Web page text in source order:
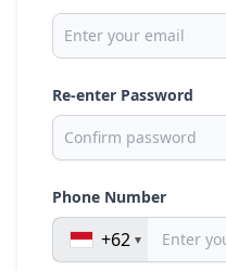
Re-enter Password
Phone Number
+62